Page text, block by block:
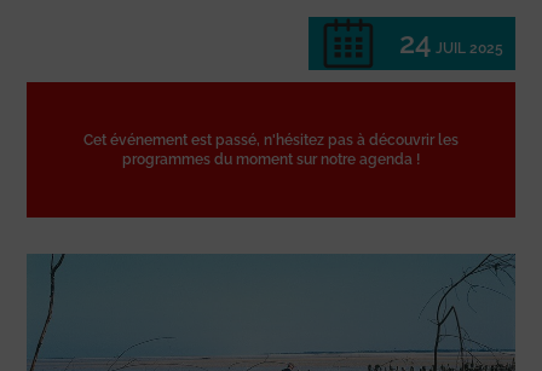
24 JUIL 2025
Cet événement est passé, n'hésitez pas à découvrir les
programmes du moment sur notre agenda !